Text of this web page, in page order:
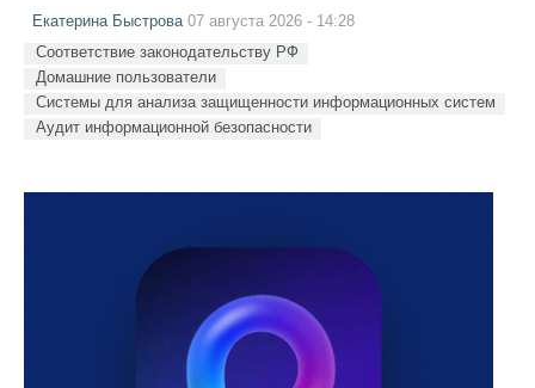
Екатерина Быстрова07 августа 2026 - 14:28
Соответствие законодательству РФ
Домашние пользователи
Системы для анализа защищенности информационных систем
Аудит информационной безопасности